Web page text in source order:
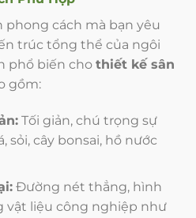
phong cách mà bạn yêu
trúc tổng thể của ngôi
phổ biến cho thiết kế sân
gồm:
Tối giản, chú trọng sự
sỏi, cây bonsai, hồ nước
Đường nét thẳng, hình
vật liệu công nghiệp như